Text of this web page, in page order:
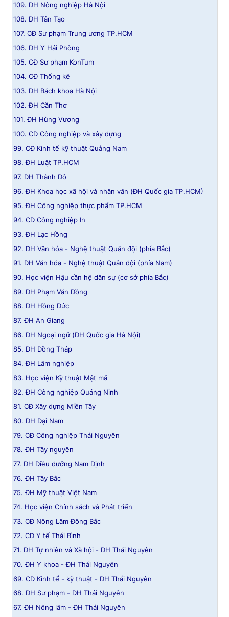
109. ĐH Nông nghiệp Hà Nội
108. ĐH Tân Tạo
107. CĐ Sư phạm Trung ương TP.HCM
106. ĐH Y Hải Phòng
105. CĐ Sư phạm KonTum
104. CĐ Thống kê
103. ĐH Bách khoa Hà Nội
102. ĐH Cần Thơ
101. ĐH Hùng Vương
100. CĐ Công nghiệp và xây dựng
99. CĐ Kinh tế kỹ thuật Quảng Nam
98. ĐH Luật TP.HCM
97. ĐH Thành Đô
96. ĐH Khoa học xã hội và nhân văn (ĐH Quốc gia TP.HCM)
95. ĐH Công nghiệp thực phẩm TP.HCM
94. CĐ Công nghiệp In
93. ĐH Lạc Hồng
92. ĐH Văn hóa - Nghệ thuật Quân đội (phía Bắc)
91. ĐH Văn hóa - Nghệ thuật Quân đội (phía Nam)
90. Học viện Hậu cần hệ dân sự (cơ sở phía Bắc)
89. ĐH Phạm Văn Đồng
88. ĐH Hồng Đức
87. ĐH An Giang
86. ĐH Ngoại ngữ (ĐH Quốc gia Hà Nội)
85. ĐH Đồng Tháp
84. ĐH Lâm nghiệp
83. Học viện Kỹ thuật Mật mã
82. ĐH Công nghiệp Quảng Ninh
81. CĐ Xây dựng Miền Tây
80. ĐH Đại Nam
79. CĐ Công nghiệp Thái Nguyên
78. ĐH Tây nguyên
77. ĐH Điều dưỡng Nam Định
76. ĐH Tây Bắc
75. ĐH Mỹ thuật Việt Nam
74. Học viện Chính sách và Phát triển
73. CĐ Nông Lâm Đông Bắc
72. CĐ Y tế Thái Bình
71. ĐH Tự nhiên và Xã hội - ĐH Thái Nguyên
70. ĐH Y khoa - ĐH Thái Nguyên
69. CĐ Kinh tế - kỹ thuật - ĐH Thái Nguyên
68. ĐH Sư phạm - ĐH Thái Nguyên
67. ĐH Nông lâm - ĐH Thái Nguyên